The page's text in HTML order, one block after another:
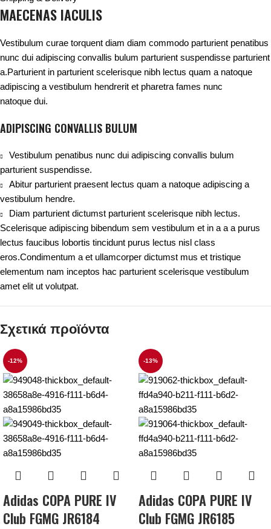
MAECENAS IACULIS
Vestibulum curae torquent diam diam commodo parturient penatibus
nunc dui adipiscing convallis bulum parturient suspendisse parturient
a.Parturient in parturient scelerisque nibh lectus quam a natoque
adipiscing a vestibulum hendrerit et pharetra fames nunc
natoque dui.
ADIPISCING CONVALLIS BULUM
Vestibulum penatibus nunc dui adipiscing convallis bulum
parturient suspendisse.
Abitur parturient praesent lectus quam a natoque adipiscing a
vestibulum hendre.
Diam parturient dictumst parturient scelerisque nibh lectus.
Scelerisque adipiscing bibendum sem vestibulum et in a a a purus
lectus faucibus lobortis tincidunt purus lectus nisl class
eros.Condimentum a et ullamcorper dictumst mus et tristique
elementum nam inceptos hac parturient scelerisque vestibulum
amet elit ut volutpat.
Σχετικά προϊόντα
-12%
Adidas COPA PURE IV
Club FGMG JR6184
-13%
Adidas COPA PURE IV
Club FGMG JR6185